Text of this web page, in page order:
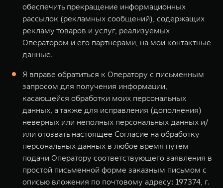
обеспечить прекращение информационных
рассылок (рекламных сообщений), содержащих
рекламу товаров и услуг, реализуемых
Оператором и его партнерами, на мои контактные
данные.
Я вправе обратиться к Оператору с письменным
запросом для получения информации,
касающейся обработки моих персональных
данных, а также для исправления (дополнения)
неверных или неполных персональных данных и/
или отозвать настоящее Согласие на обработку
персональных данных в любое время путем
подачи Оператору соответствующего заявления в
простой письменной форме заказным письмом с
описью вложения по почтовому адресу: 197374, г.